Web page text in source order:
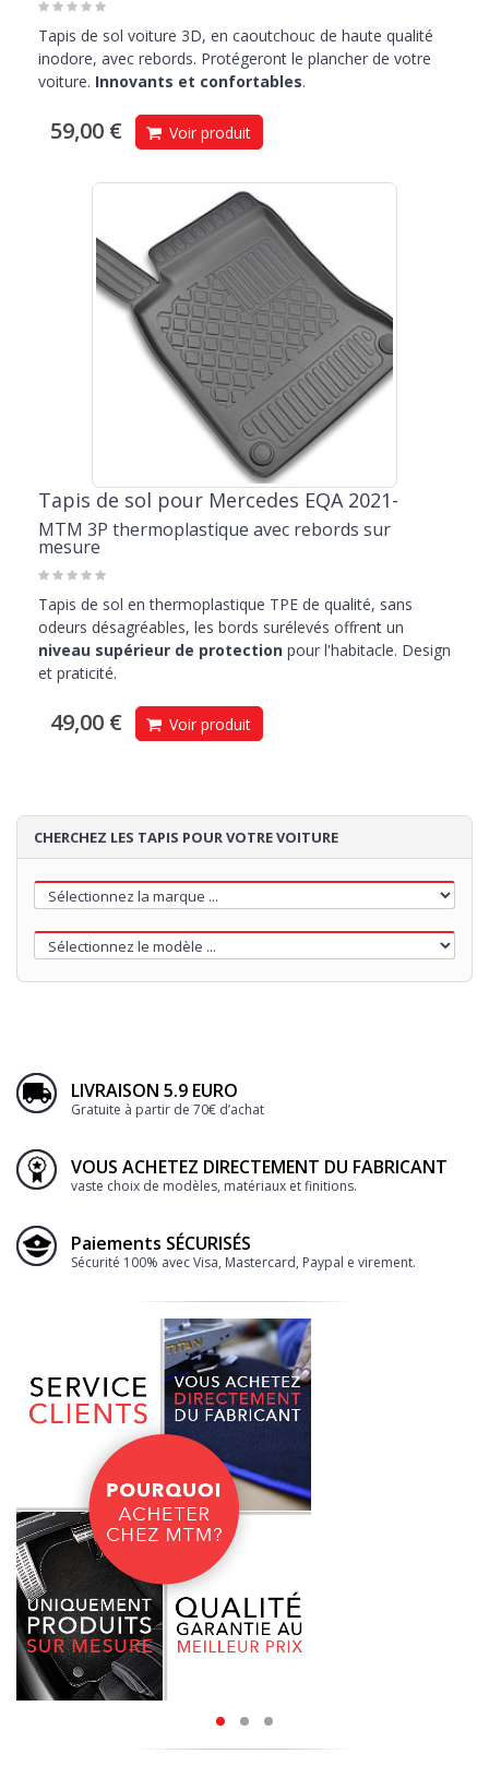
Tapis de sol voiture 3D, en caoutchouc de haute qualité
inodore, avec rebords. Protégeront le plancher de votre
voiture. Innovants et confortables.
59,00 € Voir produit
Tapis de sol pour Mercedes EQA 2021-
MTM 3P thermoplastique avec rebords sur
mesure
Tapis de sol en thermoplastique TPE de qualité, sans
odeurs désagréables, les bords surélevés offrent un
niveau supérieur de protection pour l'habitacle. Design
et praticité.
49,00 € Voir produit
CHERCHEZ LES TAPIS POUR VOTRE VOITURE
LIVRAISON 5.9 EURO
Gratuite à partir de 70€ d’achat
VOUS ACHETEZ DIRECTEMENT DU FABRICANT
vaste choix de modèles, matériaux et finitions.
Paiements SÉCURISÉS
Sécurité 100% avec Visa, Mastercard, Paypal e virement.